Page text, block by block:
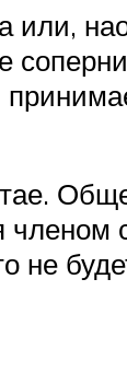
или,
не